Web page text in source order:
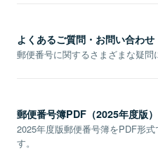
よくあるご質問・お問い合わせ
郵便番号に関するさまざまな疑問
郵便番号簿PDF（2025年度版）
2025年度版郵便番号簿をPDF形
す。